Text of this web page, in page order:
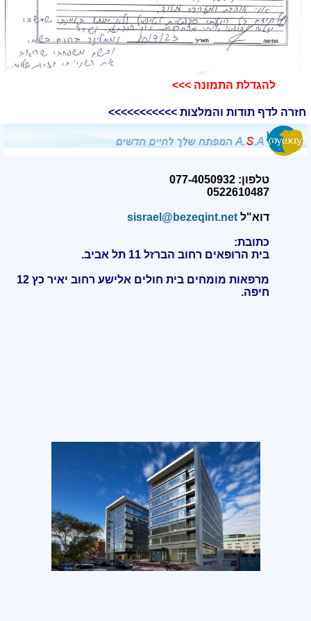
חזרה לדף תודות והמלצות >>>>>>>>>>>
להגדלת התמונה >>>​
טלפון: 077-4050932
0522610487
דוא"לsisrael@bezeqint.net
כתובת:
בית הרופאים רחוב הברזל 11 תל אביב.
מרפאות מומחים בית חולים אלישע רחוב יאיר כץ 12
חיפה.